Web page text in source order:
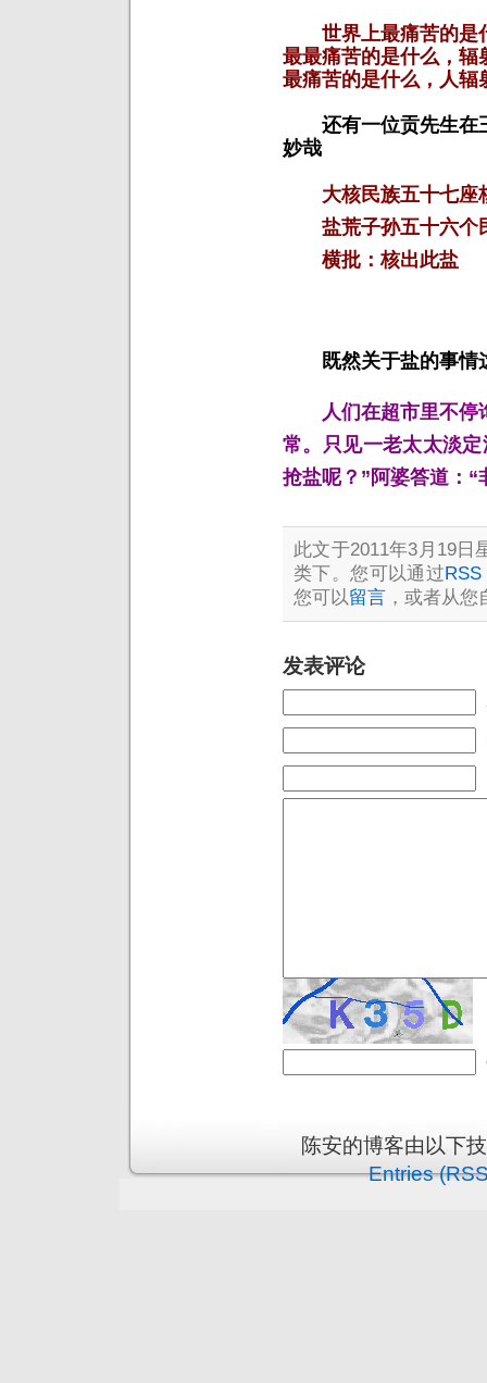
世界上最痛苦的是
最最痛苦的是什么，辐
最痛苦的是什么，人辐
还有一位贡先生在
妙哉
大核民族五十七座
盐荒子孙五十六个
横批：核出此盐
既然关于盐的事情
人们在超市里不停
常。只见一老太太淡
抢盐呢？”阿婆答道：
此文于2011年3月19日
类下。您可以通过
您可以留言 ，或者从
发表评论
陈安的博客由以下
Entries